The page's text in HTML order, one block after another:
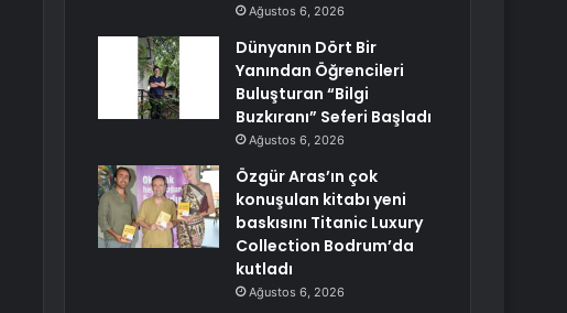
Ağustos 6, 2026
Dünyanın Dört Bir
Yanından Öğrencileri
Buluşturan “Bilgi
Buzkıranı” Seferi Başladı
Ağustos 6, 2026
Özgür Aras’ın çok
konuşulan kitabı yeni
baskısını Titanic Luxury
Collection Bodrum’da
kutladı
Ağustos 6, 2026